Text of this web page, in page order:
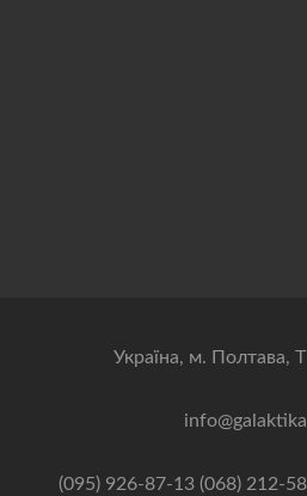
Українa, м. Полтава,
(095) 926-87-13 (068) 212-